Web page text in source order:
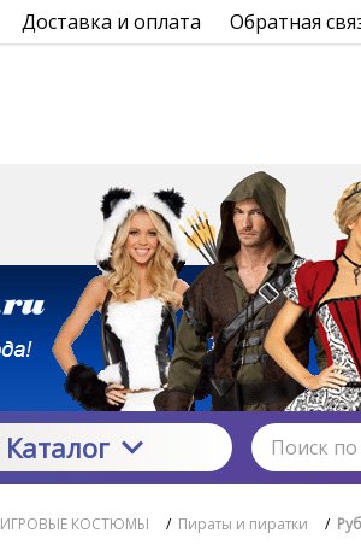
Доставка и оплата Обратная
Каталог
ИГРОВЫЕ КОСТЮМЫ / Пираты и пиратки /